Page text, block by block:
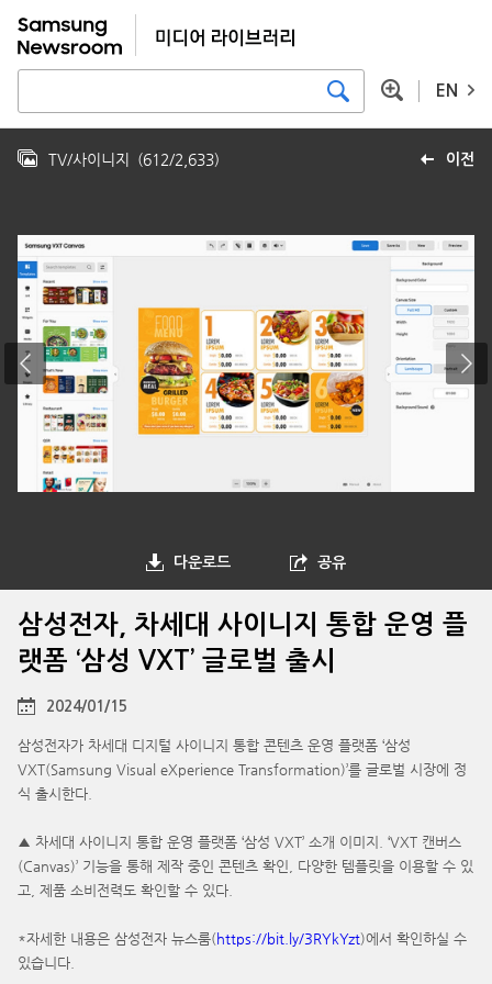
EN
이전
TV/사이니지 (612/2,633)
다운로드 공유
삼성전자, 차세대 사이니지 통합 운영 플
랫폼 ‘삼성 VXT’ 글로벌 출시
2024/01/15
삼성전자가 차세대 디지털 사이니지 통합 콘텐츠 운영 플랫폼 ‘삼성
VXT(Samsung Visual eXperience Transformation)’를 글로벌 시장에 정
식 출시한다.
▲ 차세대 사이니지 통합 운영 플랫폼 ‘삼성 VXT’ 소개 이미지. ‘VXT 캔버스
(Canvas)’ 기능을 통해 제작 중인 콘텐츠 확인, 다양한 템플릿을 이용할 수 있
고, 제품 소비전력도 확인할 수 있다.
*자세한 내용은 삼성전자 뉴스룸(https://bit.ly/3RYkYzt)에서 확인하실 수
있습니다.